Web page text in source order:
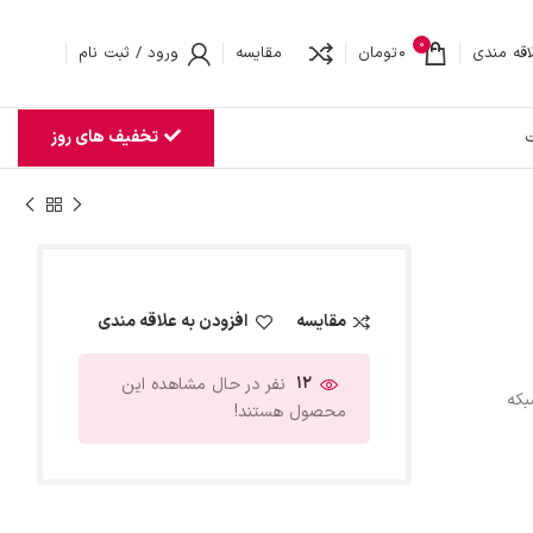
مندی 0
0تومان مقایسه ورود / ثبت نام
تخفیف های روز
مقایسه افزودن به علاقه مندی
12 نفر در حال مشاهده این
محصول هستند!